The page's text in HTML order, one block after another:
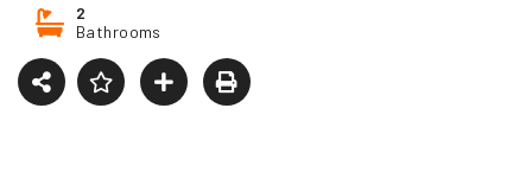
2
Bathrooms